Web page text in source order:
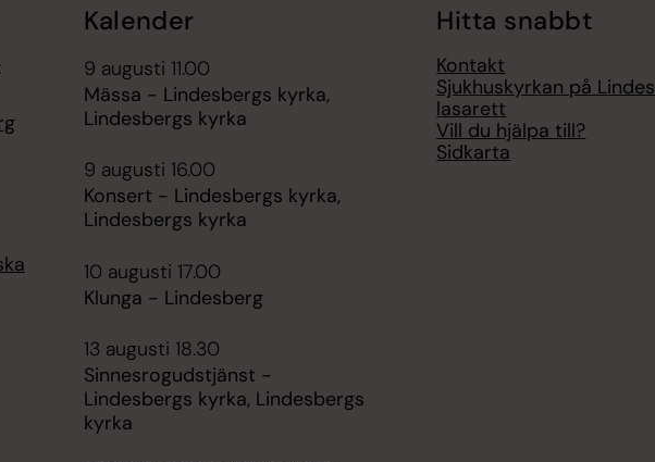
Kalender
9 augusti 11.00
Mässa - Lindesbergs kyrka,
Lindesbergs kyrka
9 augusti 16.00
Konsert - Lindesbergs kyrka,
Lindesbergs kyrka
10 augusti 17.00
Klunga - Lindesberg
13 augusti 18.30
Sinnesrogudstjänst -
Lindesbergs kyrka, Lindesbergs
kyrka
Hitta snabbt
Kontakt
Sjukhuskyrkan på
lasarett
Vill du hjälpa till?
Sidkarta